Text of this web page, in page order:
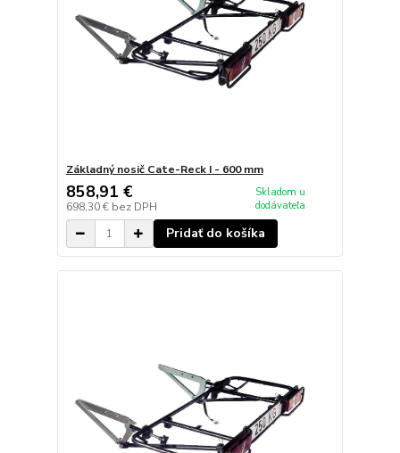
Základný nosič Cate-Reck I - 600 mm
858,91 €
698,30 € bez DPH
Skladom u
dodávateľa
Pridať do košíka